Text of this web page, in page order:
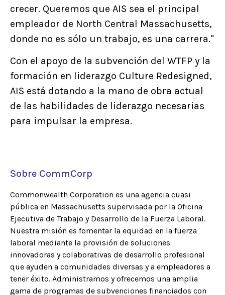
crecer. Queremos que AIS sea el principal
empleador de North Central Massachusetts,
donde no es sólo un trabajo, es una carrera."
Con el apoyo de la subvención del WTFP y la
formación en liderazgo Culture Redesigned,
AIS está dotando a la mano de obra actual
de las habilidades de liderazgo necesarias
para impulsar la empresa.
Sobre CommCorp
Commonwealth Corporation es una agencia cuasi
pública en Massachusetts supervisada por la Oficina
Ejecutiva de Trabajo y Desarrollo de la Fuerza Laboral.
Nuestra misión es fomentar la equidad en la fuerza
laboral mediante la provisión de soluciones
innovadoras y colaborativas de desarrollo profesional
que ayuden a comunidades diversas y a empleadores a
tener éxito. Administramos y ofrecemos una amplia
gama de programas de subvenciones financiados con